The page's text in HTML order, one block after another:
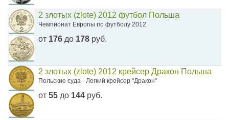
2 злотых (zlote) 2012 футбол Польша
Чемпионат Европы по футболу 2012
от 176 до 178 руб.
2 злотых (zlote) 2012 крейсер Дракон Польша
Польские суда - Легкий крейсер "Дракон"
от 55 до 144 руб.